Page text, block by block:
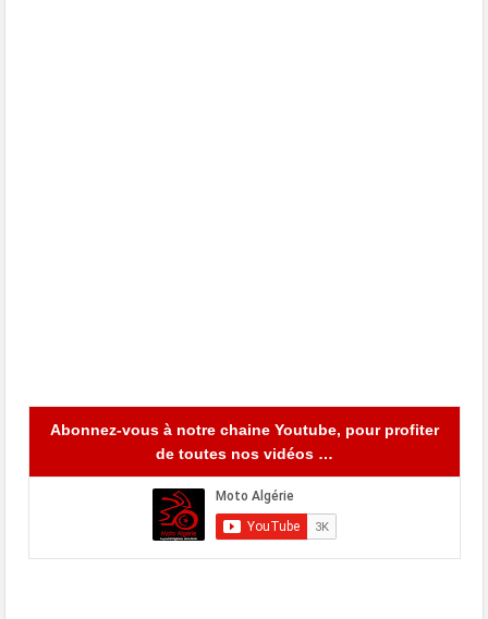
Abonnez-vous à notre chaine Youtube, pour profiter
de toutes nos vidéos …